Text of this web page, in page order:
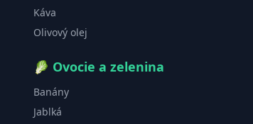
Káva
Olivový olej
🥬 Ovocie a zelenina
Banány
Jablká